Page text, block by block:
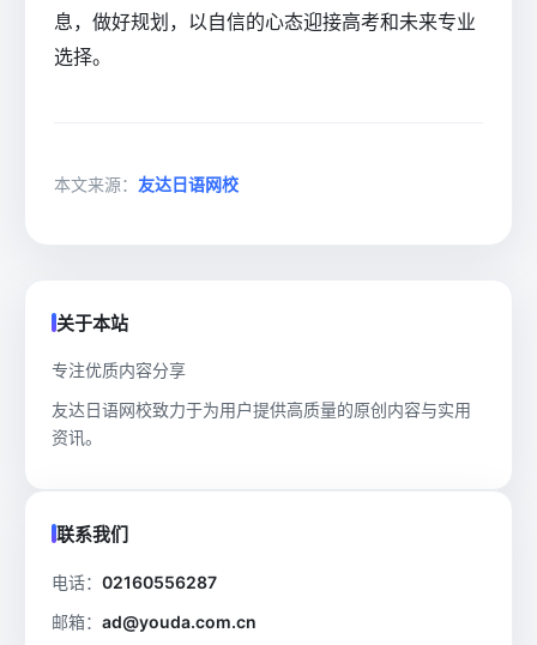
息，做好规划，以自信的心态迎接高考和未来专业
选择。
本文来源： 友达日语网校
关于本站
专注优质内容分享
友达日语网校致力于为用户提供高质量的原创内容与实用
资讯。
联系我们
电话： 02160556287
邮箱： ad@youda.com.cn